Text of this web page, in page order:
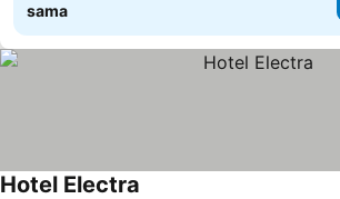
sama
Hotel Electra